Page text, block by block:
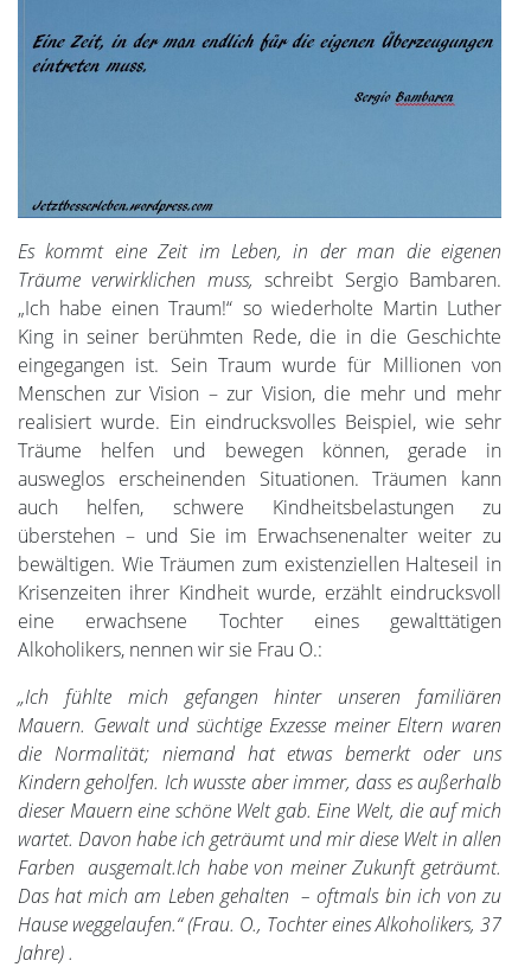
Es kommt eine Zeit im Leben, in der man die eigenen
Träume verwirklichen muss, schreibt Sergio Bambaren.
„Ich habe einen Traum!“ so wiederholte Martin Luther
King in seiner berühmten Rede, die in die Geschichte
eingegangen ist. Sein Traum wurde für Millionen von
Menschen zur Vision – zur Vision, die mehr und mehr
realisiert wurde. Ein eindrucksvolles Beispiel, wie sehr
Träume helfen und bewegen können, gerade in
ausweglos erscheinenden Situationen. Träumen kann
auch helfen, schwere Kindheitsbelastungen zu
überstehen – und Sie im Erwachsenenalter weiter zu
bewältigen. Wie Träumen zum existenziellen Halteseil in
Krisenzeiten ihrer Kindheit wurde, erzählt eindrucksvoll
eine erwachsene Tochter eines gewalttätigen
Alkoholikers, nennen wir sie Frau O.:
„Ich fühlte mich gefangen hinter unseren familiären
Mauern. Gewalt und süchtige Exzesse meiner Eltern waren
die Normalität; niemand hat etwas bemerkt oder uns
Kindern geholfen. Ich wusste aber immer, dass es außerhalb
dieser Mauern eine schöne Welt gab. Eine Welt, die auf mich
wartet. Davon habe ich geträumt und mir diese Welt in allen
Farben ausgemalt.Ich habe von meiner Zukunft geträumt.
Das hat mich am Leben gehalten – oftmals bin ich von zu
Hause weggelaufen.“ (Frau. O., Tochter eines Alkoholikers, 37
Jahre) .